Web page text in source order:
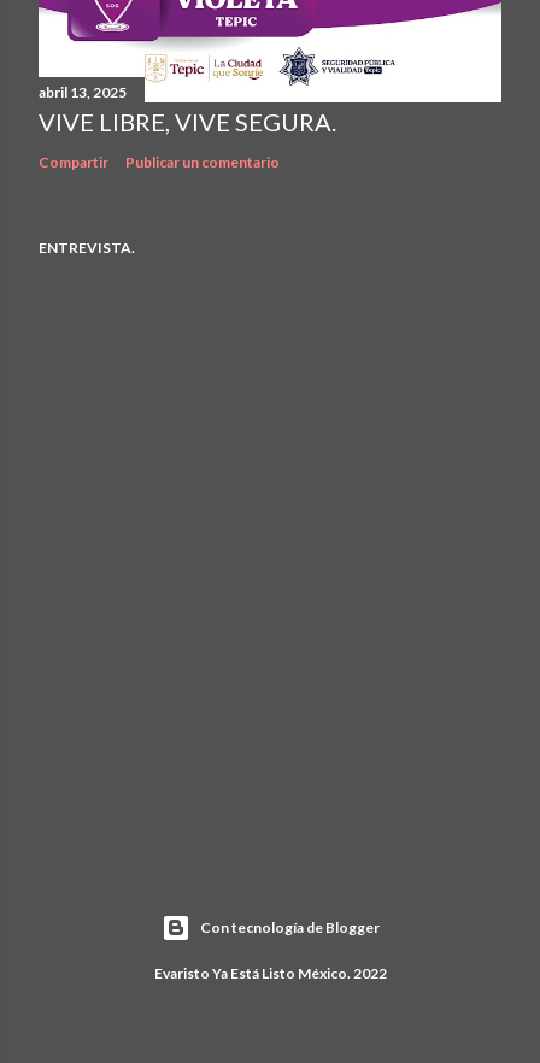
abril 13, 2025
VIVE LIBRE, VIVE SEGURA.
Compartir Publicar un comentario
ENTREVISTA.
Con tecnología de Blogger
Evaristo Ya Está Listo México. 2022